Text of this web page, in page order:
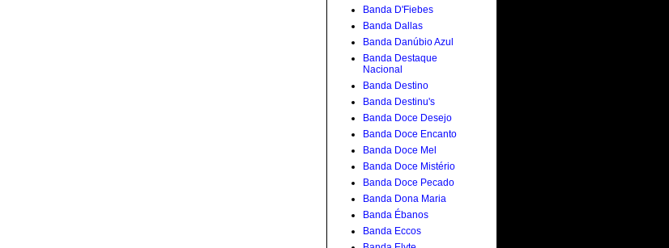
Banda D'Fiebes
Banda Dallas
Banda Danúbio Azul
Banda Destaque
Nacional
Banda Destino
Banda Destinu's
Banda Doce Desejo
Banda Doce Encanto
Banda Doce Mel
Banda Doce Mistério
Banda Doce Pecado
Banda Dona Maria
Banda Ébanos
Banda Eccos